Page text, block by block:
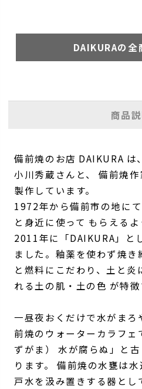
DAIKURAの全
商品
備前焼のお店 DAIKURA は
小川秀蔵さんと、 備前焼作
製作しています。
1972年から備前市の地に
と身近に使って もらえるよ
2011年に「DAIKURA」と
ました。釉薬を使わず焼き
と燃料にこだわり、土と炎
れる土の肌・土の色 が特徴
一昼夜おくだけで水がまろ
前焼のウォーターカラフェ
ずがま） 水が腐らぬ」と
ります。 備前焼の水甕は
戸水を汲み置きする器とし